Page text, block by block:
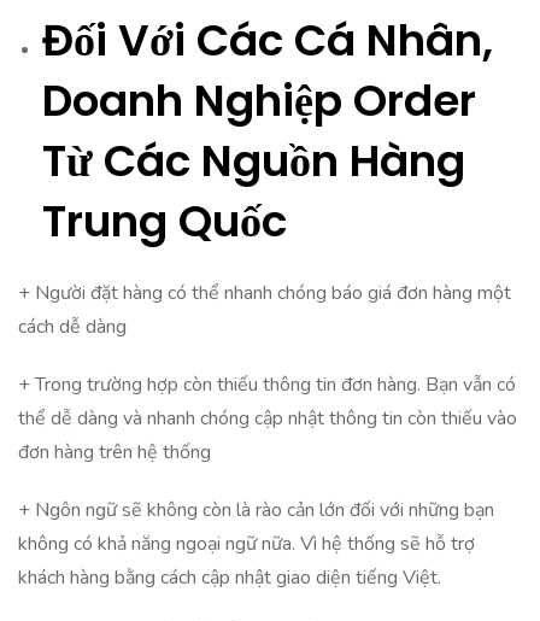
Đối Với Các Cá Nhân,
Doanh Nghiệp Order
Từ Các Nguồn Hàng
Trung Quốc
+ Người đặt hàng có thể nhanh chóng báo giá đơn hàng một
cách dễ dàng
+ Trong trường hợp còn thiếu thông tin đơn hàng. Bạn vẫn có
thể dễ dàng và nhanh chóng cập nhật thông tin còn thiếu vào
đơn hàng trên hệ thống
+ Ngôn ngữ sẽ không còn là rào cản lớn đối với những bạn
không có khả năng ngoại ngữ nữa. Vì hệ thống sẽ hỗ trợ
khách hàng bằng cách cập nhật giao diện tiếng Việt.